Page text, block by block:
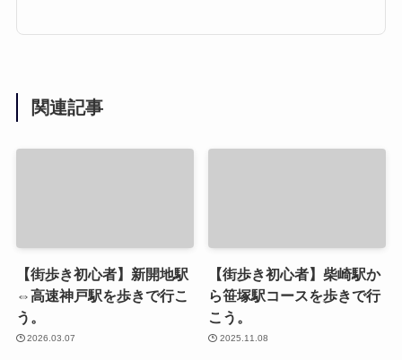
関連記事
【街歩き初心者】新開地駅
⇔高速神戸駅を歩きで行こ
う。
2026.03.07
【街歩き初心者】柴崎駅か
ら笹塚駅コースを歩きで行
こう。
2025.11.08